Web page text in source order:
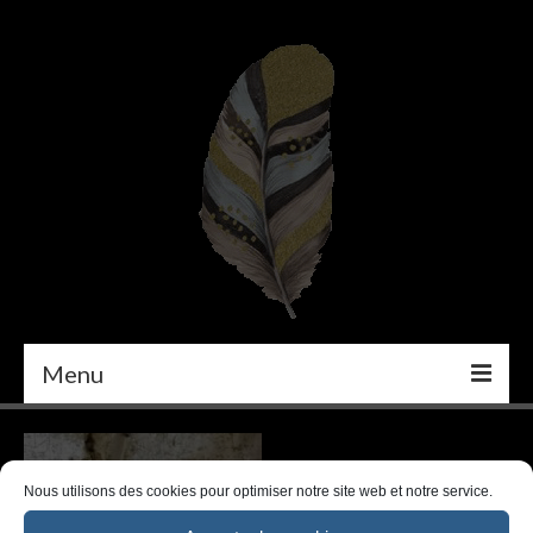
Nous utilisons des cookies pour optimiser notre site web et notre service.
Menu
PEINTURE
DÉCORATION INTÉRIEURE